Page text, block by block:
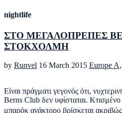
nightlife
ΣΤΟ ΜΕΓΑΛΟΠΡΕΠΕΣ
ΣΤΟΚΧΟΛΜΗ
by Runvel 16 March 2015 Europe A,
Είναι πράγματι γεγονός ότι,
Berns Club δεν υφίσταται.
μπαρόκ ανάκτορο βρίσκεται